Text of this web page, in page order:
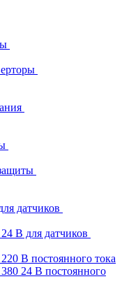
датчиков
В для датчиков
В постоянного тока
24 В постоянного